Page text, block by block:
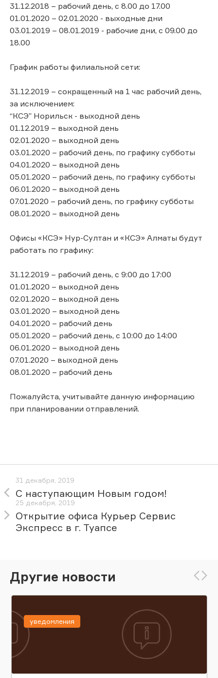
31.12.2018 – рабочий день, с 8.00 до 17.00
01.01.2020 – 02.01.2020 - выходные дни
03.01.2019 – 08.01.2019 - рабочие дни, с 09.00 до
18.00
График работы филиальной сети:
31.12.2019 – сокращенный на 1 час рабочий день,
за исключением:
“КСЭ” Норильск - выходной день
01.12.2019 – выходной день
02.01.2020 – выходной день
03.01.2020 – рабочий день, по графику субботы
04.01.2020 – выходной день
05.01.2020 – рабочий день, по графику субботы
06.01.2020 – выходной день
07.01.2020 – рабочий день, по графику субботы
08.01.2020 – выходной день
Офисы «КСЭ» Нур-Султан и «КСЭ» Алматы будут
работать по графику:
31.12.2019 – рабочий день, с 9:00 до 17:00
01.01.2020 – выходной день
02.01.2020 – выходной день
03.01.2020 – выходной день
04.01.2020 – рабочий день
05.01.2020 – рабочий день, с 10:00 до 14:00
06.01.2020 – выходной день
07.01.2020 – выходной день
08.01.2020 – рабочий день
Пожалуйста, учитывайте данную информацию
при планировании отправлений.
31 декабря, 2019
С наступающим Новым годом!
25 декабря, 2019
Открытие офиса Курьер Сервис
Экспресс в г. Туапсе
Другие новости
уведомления